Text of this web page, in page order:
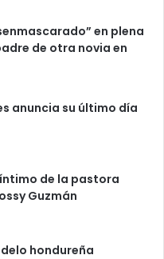
en plena
de otra novia en
anuncia su último día
de la pastora
Guzmán
hondureña